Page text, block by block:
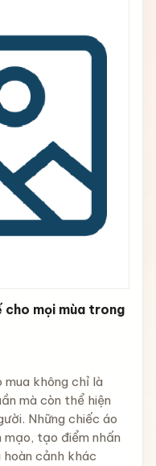
cho mọi mùa trong
mua không chỉ là
mà còn thể hiện
Những chiếc áo
mạo, tạo điểm nhấn
cảnh khác